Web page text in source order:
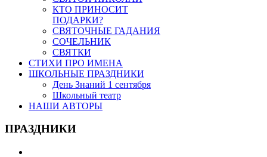
КТО ПРИНОСИТ
ПОДАРКИ?
СВЯТОЧНЫЕ ГАДАНИЯ
СОЧЕЛЬНИК
СВЯТКИ
СТИХИ ПРО ИМЕНА
ШКОЛЬНЫЕ ПРАЗДНИКИ
День Знаний 1 сентября
Школьный театр
НАШИ АВТОРЫ
ПРАЗДНИКИ